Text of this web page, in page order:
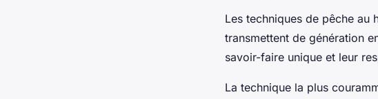
Les techniques de pêche au
transmettent de génération
savoir-faire unique et leur
La technique la plus